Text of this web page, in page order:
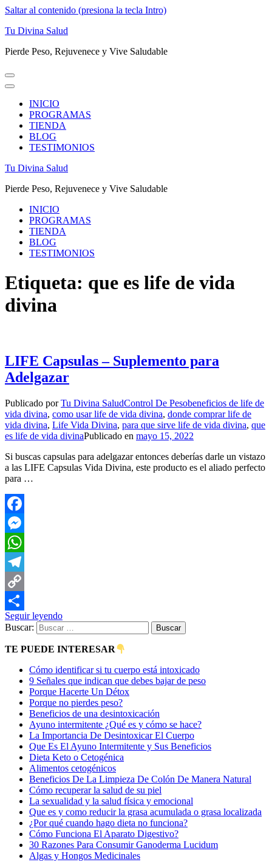
Saltar al contenido (presiona la tecla Intro)
Tu Divina Salud
Pierde Peso, Rejuvenece y Vive Saludable
INICIO
PROGRAMAS
TIENDA
BLOG
TESTIMONIOS
Tu Divina Salud
Pierde Peso, Rejuvenece y Vive Saludable
INICIO
PROGRAMAS
TIENDA
BLOG
TESTIMONIOS
Etiqueta: que es life de vida
divina
LIFE Capsulas – Suplemento para
Adelgazar
Publicado porTu Divina SaludControl De Pesobeneficios de life de
vida divina, como usar life de vida divina, donde comprar life de
vida divina, Life Vida Divina, para que sirve life de vida divina, que
es life de vida divinaPublicado en mayo 15, 2022
Si buscas capsulas para adelgazar entonces deberías darle un vistazo
a las LIFE Capsulas Vida Divina, este producto es el aliado perfecto
para …
Facebook
Messenger
WhatsApp
Telegram
Copy
Link
Compartir
Seguir leyendo
Buscar:
TE PUEDE INTERESAR
Cómo identificar si tu cuerpo está intoxicado
9 Señales que indican que debes bajar de peso
Porque Hacerte Un Détox
Porque no pierdes peso?
Beneficios de una desintoxicación
Ayuno intermitente ¿Qué es y cómo se hace?
La Importancia De Desintoxicar El Cuerpo
Que Es El Ayuno Intermitente y Sus Beneficios
Dieta Keto o Cetogénica
Alimentos cetogénicos
Beneficios De La Limpieza De Colón De Manera Natural
Cómo recuperar la salud de su piel
La sexualidad y la salud física y emocional
Que es y como reducir la grasa acumulada o grasa localizada
¿Por qué cuando hago dieta no funciona?
Cómo Funciona El Aparato Digestivo?
30 Razones Para Consumir Ganoderma Lucidum
Algas y Hongos Medicinales